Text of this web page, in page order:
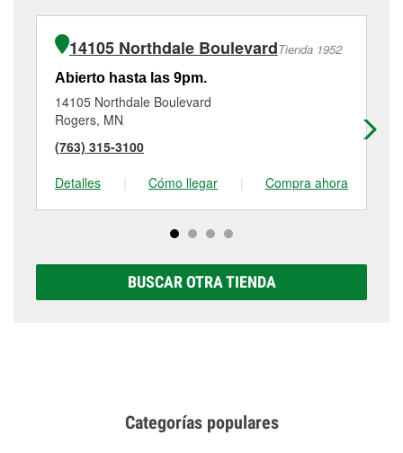
14105 Northdale BoulevardTienda 1952
Abierto hasta las 9pm.
14105 Northdale Boulevard
Rogers, MN
(763) 315-3100
Detalles
| Cómo llegar | Compra ahora
BUSCAR OTRA TIENDA
Categorías populares